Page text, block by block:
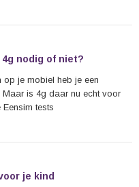
nodig of niet?
je mobiel heb je een
Maar is 4g daar nu echt voor
tests
je kind